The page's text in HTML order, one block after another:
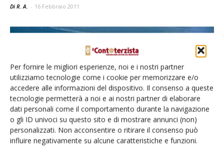
Per fornire le migliori esperienze, noi e i nostri partner
utilizziamo tecnologie come i cookie per memorizzare e/o
accedere alle informazioni del dispositivo. Il consenso a queste
tecnologie permetterà a noi e ai nostri partner di elaborare
dati personali come il comportamento durante la navigazione
o gli ID univoci su questo sito e di mostrare annunci (non)
personalizzati. Non acconsentire o ritirare il consenso può
influire negativamente su alcune caratteristiche e funzioni.
Di R. A. - 16 Febbraio 2011
Agromeccanici uniti in Europa: